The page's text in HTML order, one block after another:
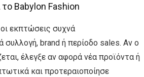
το Babylon Fashion
οι εκπτώσεις συχνά
συλλογή, brand ή περίοδο sales. Αν ο
έλεγξε αν αφορά νέα προϊόντα ή
και προτεραιοποίησε